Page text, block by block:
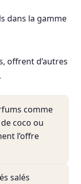
dans la gamme
offrent d’autres
comme
coco ou
l’offre
salés